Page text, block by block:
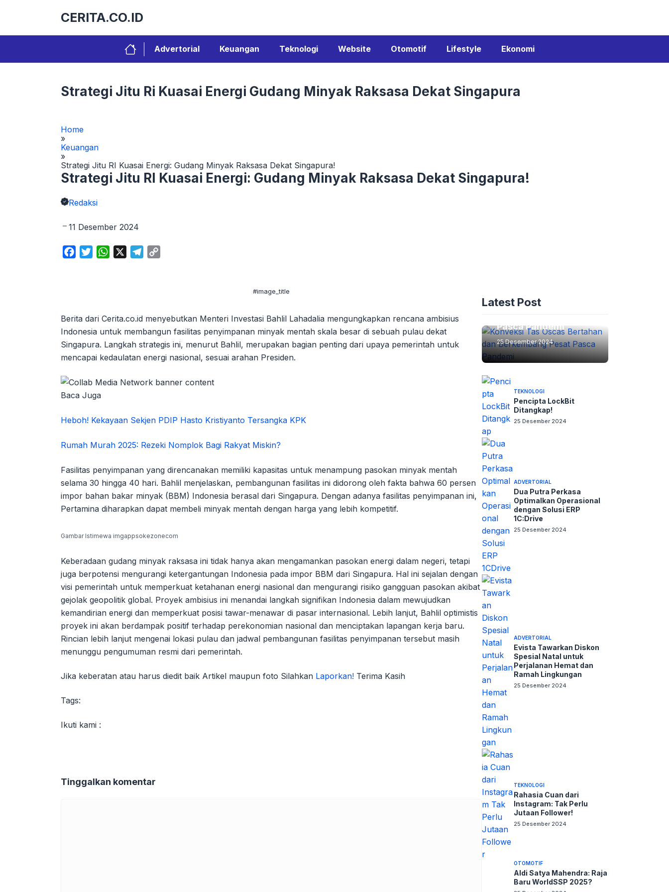
CERITA.CO.ID
Advertorial Keuangan Teknologi Website Otomotif Lifestyle Ekonomi
Strategi Jitu Ri Kuasai Energi Gudang Minyak Raksasa Dekat Singapura
Home
»
Keuangan
»
Strategi Jitu RI Kuasai Energi: Gudang Minyak Raksasa Dekat Singapura!
Strategi Jitu RI Kuasai Energi: Gudang Minyak Raksasa Dekat Singapura!
Redaksi
11 Desember 2024
o
o
k
e
r
W
A
p
p
r
a
m
i
n
k
#image_title
Berita dari Cerita.co.id menyebutkan Menteri Investasi Bahlil Lahadalia mengungkapkan rencana ambisius
Indonesia untuk membangun fasilitas penyimpanan minyak mentah skala besar di sebuah pulau dekat
Singapura. Langkah strategis ini, menurut Bahlil, merupakan bagian penting dari upaya pemerintah untuk
mencapai kedaulatan energi nasional, sesuai arahan Presiden.
Baca Juga
Heboh! Kekayaan Sekjen PDIP Hasto Kristiyanto Tersangka KPK
Rumah Murah 2025: Rezeki Nomplok Bagi Rakyat Miskin?
Fasilitas penyimpanan yang direncanakan memiliki kapasitas untuk menampung pasokan minyak mentah
selama 30 hingga 40 hari. Bahlil menjelaskan, pembangunan fasilitas ini didorong oleh fakta bahwa 60 persen
impor bahan bakar minyak (BBM) Indonesia berasal dari Singapura. Dengan adanya fasilitas penyimpanan ini,
Pertamina diharapkan dapat membeli minyak mentah dengan harga yang lebih kompetitif.
Gambar Istimewa imgappsokezonecom
Keberadaan gudang minyak raksasa ini tidak hanya akan mengamankan pasokan energi dalam negeri, tetapi
juga berpotensi mengurangi ketergantungan Indonesia pada impor BBM dari Singapura. Hal ini sejalan dengan
visi pemerintah untuk memperkuat ketahanan energi nasional dan mengurangi risiko gangguan pasokan akibat
gejolak geopolitik global. Proyek ambisius ini menandai langkah signifikan Indonesia dalam mewujudkan
kemandirian energi dan memperkuat posisi tawar-menawar di pasar internasional. Lebih lanjut, Bahlil optimistis
proyek ini akan berdampak positif terhadap perekonomian nasional dan menciptakan lapangan kerja baru.
Rincian lebih lanjut mengenai lokasi pulau dan jadwal pembangunan fasilitas penyimpanan tersebut masih
menunggu pengumuman resmi dari pemerintah.
Jika keberatan atau harus diedit baik Artikel maupun foto Silahkan Laporkan! Terima Kasih
Tags:
Ikuti kami :
Tinggalkan komentar
Latest Post
Bertahan dan
Pasca Pandemi
25 Desember 2024
TEKNOLOGI
Pencipta LockBit
Ditangkap!
25 Desember 2024
ADVERTORIAL
Dua Putra Perkasa
Optimalkan Operasional
dengan Solusi ERP
1C:Drive
25 Desember 2024
ADVERTORIAL
Evista Tawarkan Diskon
Spesial Natal untuk
Perjalanan Hemat dan
Ramah Lingkungan
25 Desember 2024
TEKNOLOGI
Rahasia Cuan dari
Instagram: Tak Perlu
Jutaan Follower!
25 Desember 2024
OTOMOTIF
Aldi Satya Mahendra: Raja
Baru WorldSSP 2025?